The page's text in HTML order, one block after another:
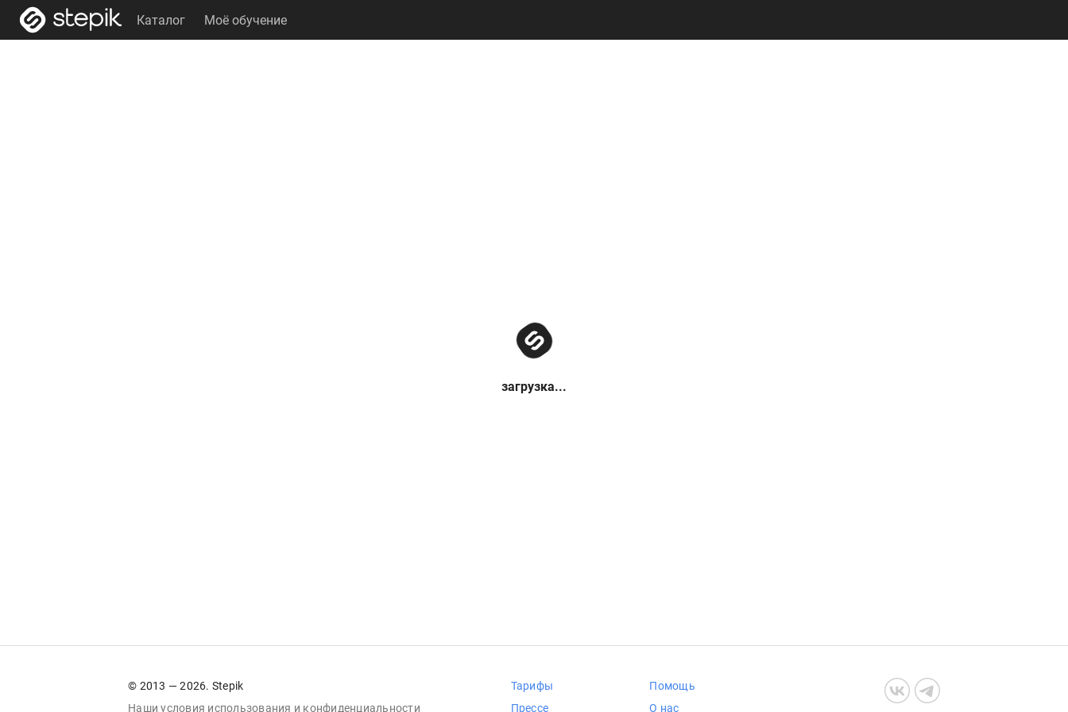
Каталог Моё обучение
загрузка...
© 2013 — 2026. Stepik
Наши условия использования и конфиденциальности
Тарифы
Прессе
Помощь
О нас